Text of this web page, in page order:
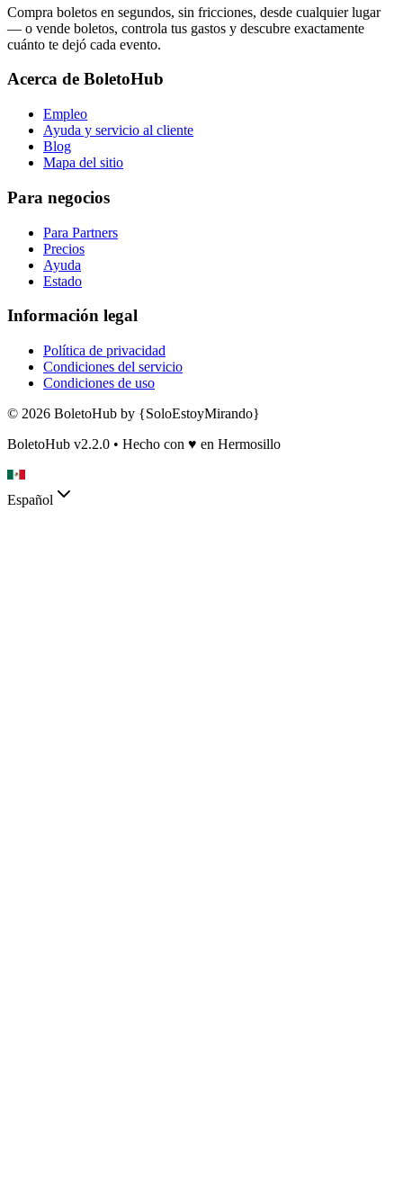
Compra boletos en segundos, sin fricciones, desde cualquier lugar
— o vende boletos, controla tus gastos y descubre exactamente
cuánto te dejó cada evento.
Acerca de BoletoHub
Empleo
Ayuda y servicio al cliente
Blog
Mapa del sitio
Para negocios
Para Partners
Precios
Ayuda
Estado
Información legal
Política de privacidad
Condiciones del servicio
Condiciones de uso
© 2026 BoletoHub by {SoloEstoyMirando}
BoletoHub v2.2.0 • Hecho con ♥ en Hermosillo
Español